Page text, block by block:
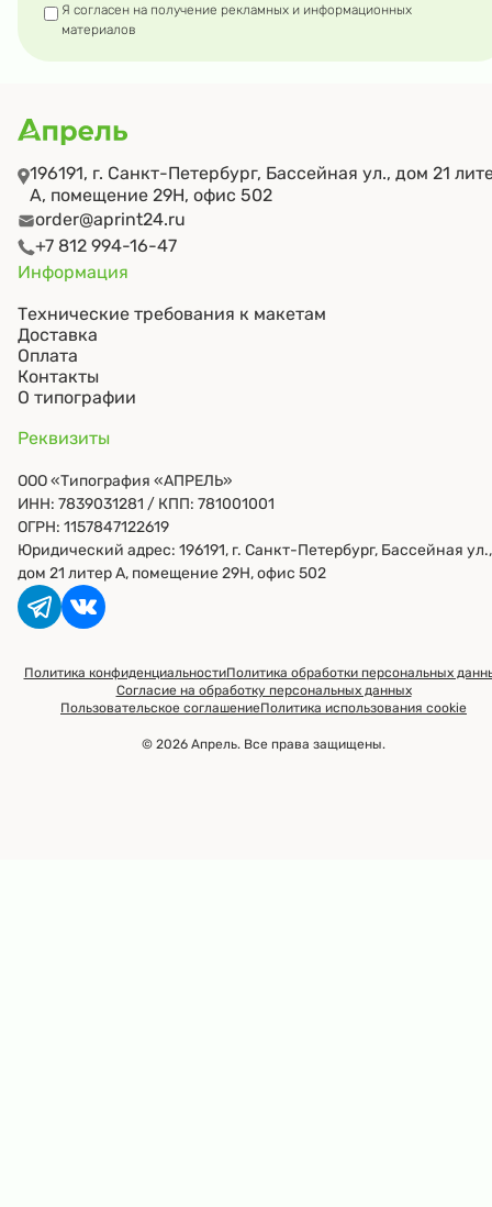
Я согласен на получение рекламных и информационных
материалов
196191, г. Санкт-Петербург, Бассейная ул., дом 21
А, помещение 29Н, офис 502
order@aprint24.ru
+7 812 994-16-47
Информация
Технические требования к макетам
Доставка
Оплата
Контакты
О типографии
Реквизиты
ООО «Типография «АПРЕЛЬ»
ИНН: 7839031281 / КПП: 781001001
ОГРН: 1157847122619
Юридический адрес: 196191, г. Санкт-Петербург, Бассейная ул.,
дом 21 литер А, помещение 29Н, офис 502
Политика конфиденциальностиПолитика обработки персональных
Согласие на обработку персональных данных
Пользовательское соглашениеПолитика использования cookie
© 2026 Апрель. Все права защищены.